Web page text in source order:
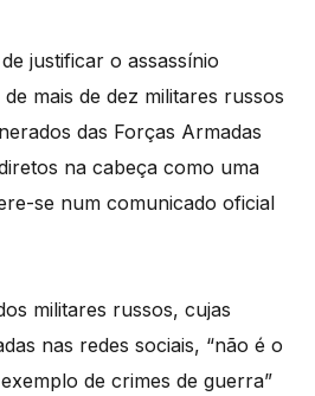
justificar o assassínio
mais de dez militares russos
das Forças Armadas
na cabeça como uma
se num comunicado oficial
militares russos, cujas
nas redes sociais, “não é o
de crimes de guerra”